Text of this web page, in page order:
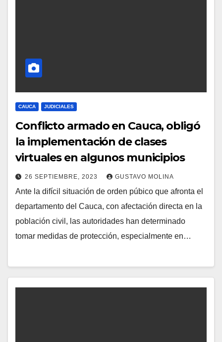
CAUCA JUDICIALES
Conflicto armado en Cauca, obligó
la implementación de clases
virtuales en algunos municipios
26 SEPTIEMBRE, 2023 GUSTAVO MOLINA
Ante la difícil situación de orden púbico que afronta el
departamento del Cauca, con afectación directa en la
población civil, las autoridades han determinado
tomar medidas de protección, especialmente en…